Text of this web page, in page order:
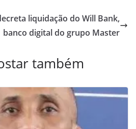
liquidação do Will Bank,
banco digital do grupo Master
também